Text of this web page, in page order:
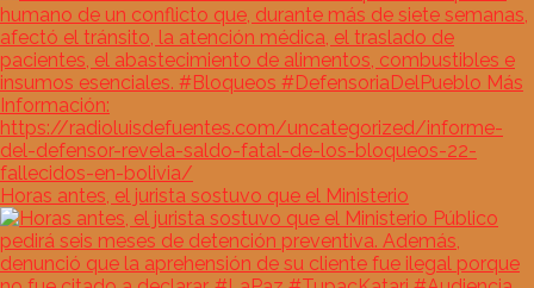
Horas antes, el jurista sostuvo que el Ministerio